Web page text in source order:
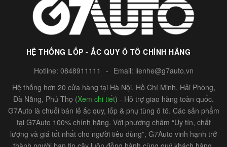
HỆ THỐNG LỐP - ẮC QUY Ô TÔ CHÍNH HÃNG
Hotline: 0848911111 - Email: lienhe@g7auto.vn
Hệ thống hơn 20 cửa hàng tại Hà Nội, Hồ Chí Minh, Hải Phòng,
Đà Nẵng, Phú Thọ (Xem chi tiết) - Hỗ trợ giao hàng toàn quốc.
G7Auto là chuỗi bán lẻ ắc quy, lốp & phụ tùng ô tô. Các sản phẩm
tại G7Auto 100% chính hãng. Với phương châm “Uy tín, chất
lượng và giá tốt nhất cho người tiêu dùng”, G7Auto vinh hạnh trở